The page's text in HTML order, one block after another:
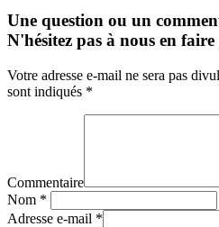
Une question ou un
N'hésitez pas à nous en
Votre adresse e-mail ne sera pas
sont indiqués *
Commentaire
Nom *
Adresse e-mail *